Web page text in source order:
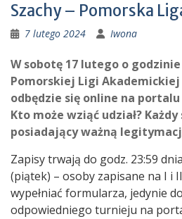
Szachy – Pomorska
7 lutego 2024 Iwona
W sobotę 17 lutego o
Pomorskiej Ligi
odbędzie się online na
Kto może wziąć udział?
posiadający ważną
Zapisy trwają do godz. 23:59
(piątek) – osoby zapisane na I i
wypełniać formularza, jedynie
odpowiedniego turnieju na